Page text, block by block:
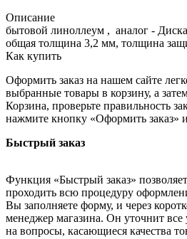
Описание
бытовой линоллеум , аналог -
общая толщина 3,2 мм, толщина
Как купить
Оформить заказ на нашем сайте
выбранные товары в корзину, а
Корзина, проверьте правильность
нажмите кнопку «Оформить заказ»
Быстрый заказ
Функция «Быстрый заказ»
проходить всю процедуру
Вы заполняете форму, и через
менеджер магазина. Он уточнит все
на вопросы, касающиеся качества